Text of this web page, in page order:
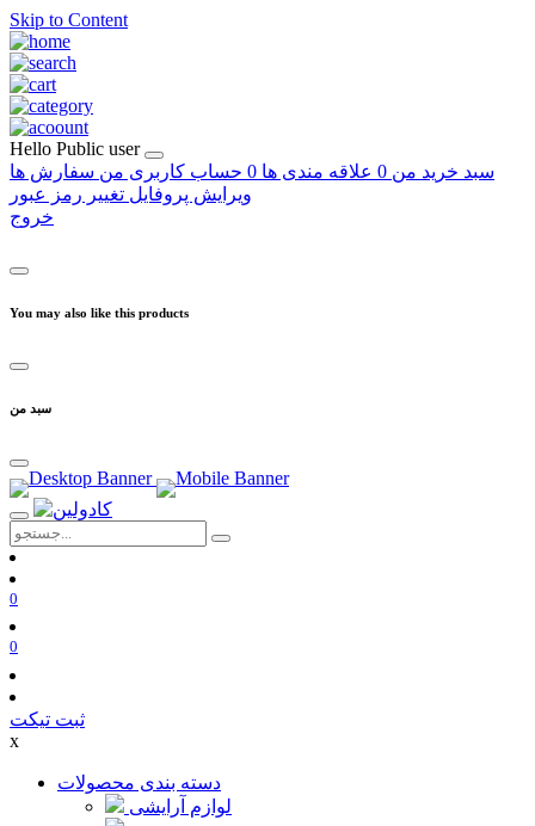
Skip to Content
Hello Public user
سبد خرید من 0 علاقه مندی ها 0 حساب کاربری من سفارش ها
ویرایش پروفایل تغییر رمز عبور
خروج
You may also like this products
سبد من
0
0
ثبت تیکت
x
دسته بندی محصولات
لوازم آرایشی